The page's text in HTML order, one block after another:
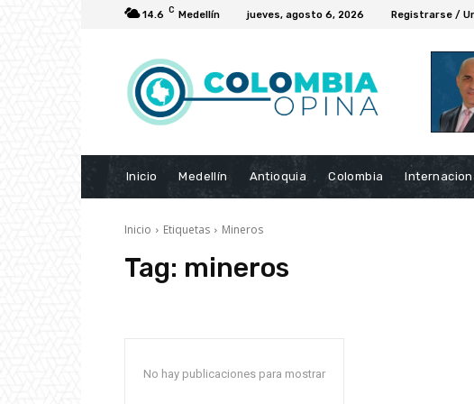
14.6 C Medellín jueves, agosto 6, 2026 Registrarse /
Inicio Medellín Antioquia Colombia
Inicio Etiquetas Mineros
Tag: mineros
No hay publicaciones para mostrar